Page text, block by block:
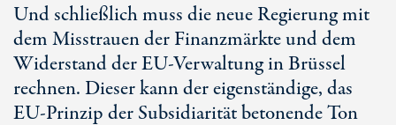
Und schließlich muss die neue Regierung mit
dem Misstrauen der Finanzmärkte und dem
Widerstand der EU-Verwaltung in Brüssel
rechnen. Dieser kann der eigenständige, das
EU-Prinzip der Subsidiarität betonende Ton